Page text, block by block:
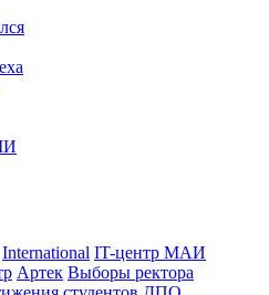
International IT-центр МАИ
Артек Выборы ректора